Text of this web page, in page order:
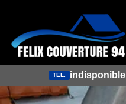
TEL. indisponible